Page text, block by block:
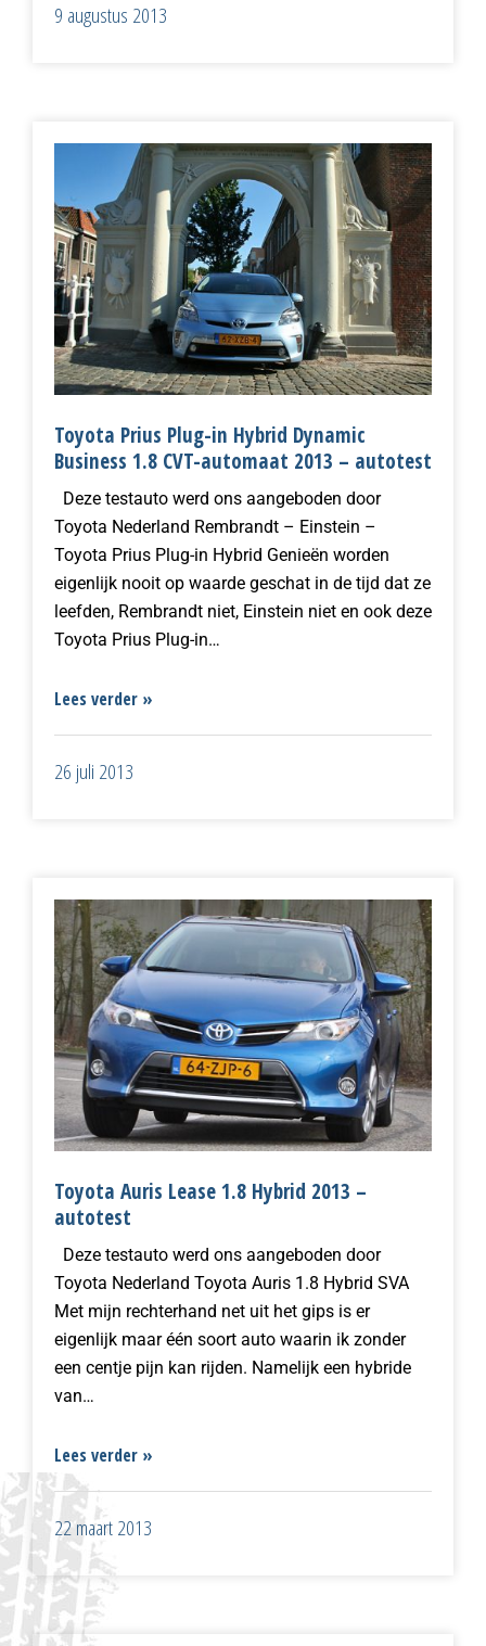
9 augustus 2013
Toyota Prius Plug-in Hybrid Dynamic
Business 1.8 CVT-automaat 2013 – autotest
Deze testauto werd ons aangeboden door
Toyota Nederland Rembrandt – Einstein –
Toyota Prius Plug-in Hybrid Genieën worden
eigenlijk nooit op waarde geschat in de tijd dat ze
leefden, Rembrandt niet, Einstein niet en ook deze
Toyota Prius Plug-in…
Lees verder »
26 juli 2013
Toyota Auris Lease 1.8 Hybrid 2013 –
autotest
Deze testauto werd ons aangeboden door
Toyota Nederland Toyota Auris 1.8 Hybrid SVA
Met mijn rechterhand net uit het gips is er
eigenlijk maar één soort auto waarin ik zonder
een centje pijn kan rijden. Namelijk een hybride
van…
Lees verder »
22 maart 2013